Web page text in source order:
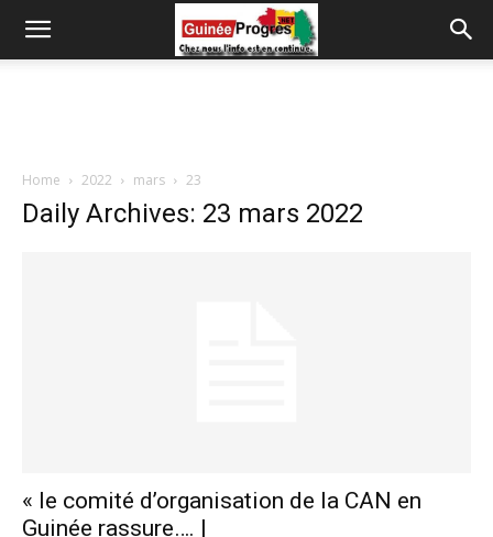
Home 2022 mars 23
Daily Archives: 23 mars 2022
« le comité d’organisation de la CAN en
Guinée rassure…. |